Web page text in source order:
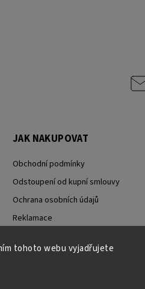
tohoto webu vyjadřujete
JAK NAKUPOVAT
Obchodní podmínky
Odstoupení od kupní smlouvy
Ochrana osobních údajů
Reklamace